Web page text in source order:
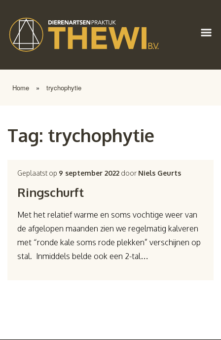
Home » trychophytie
Tag: trychophytie
Geplaatst op 9 september 2022 door Niels Geurts
Ringschurft
Met het relatief warme en soms vochtige weer van
de afgelopen maanden zien we regelmatig kalveren
met “ronde kale soms rode plekken” verschijnen op
stal. Inmiddels belde ook een 2-tal…